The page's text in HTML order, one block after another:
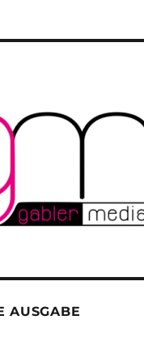
AUSGABE